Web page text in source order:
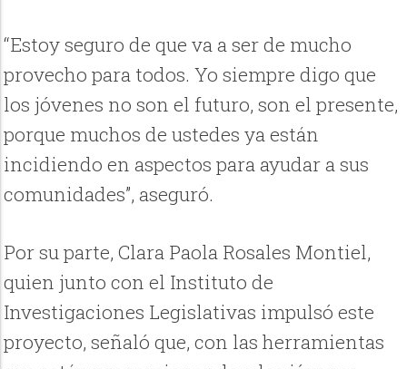
“Estoy seguro de que va a ser de mucho
provecho para todos. Yo siempre digo que
los jóvenes no son el futuro, son el presente,
porque muchos de ustedes ya están
incidiendo en aspectos para ayudar a sus
comunidades”, aseguró.
Por su parte, Clara Paola Rosales Montiel,
quien junto con el Instituto de
Investigaciones Legislativas impulsó este
proyecto, señaló que, con las herramientas